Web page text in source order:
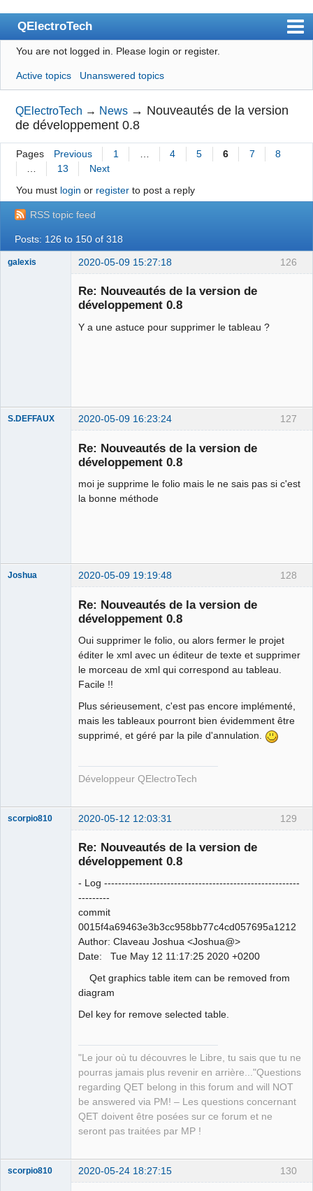
QElectroTech
Index
User list
Search
Register
Login
Wiki
BugTracker
Videos
Manual 0.8_cs
You are not logged in. Please login or register.
Active topics Unanswered topics
QElectroTech → News → Nouveautés de la version
de développement 0.8
Pages Previous 1 4 5 6 7
8
13
Next
You must login or registerto post a reply
RSS topic feed
Posts: 126 to 150 of 318
126
galexis 2020-05-09 15:27:18
Re: Nouveautés de la version de
développement 0.8
Y a une astuce pour supprimer le tableau ?
127
S.DEFFAUX 2020-05-09 16:23:24
Re: Nouveautés de la version de
développement 0.8
moi je supprime le folio mais le ne sais pas si c'est
la bonne méthode
128
Joshua 2020-05-09 19:19:48
Re: Nouveautés de la version de
développement 0.8
Oui supprimer le folio, ou alors fermer le projet
éditer le xml avec un éditeur de texte et supprimer
le morceau de xml qui correspond au tableau.
Facile !!
Plus sérieusement, c'est pas encore implémenté,
mais les tableaux pourront bien évidemment être
supprimé, et géré par la pile d'annulation.
Développeur QElectroTech
129
scorpio810 2020-05-12 12:03:31
Re: Nouveautés de la version de
développement 0.8
- Log --------------------------------------------------------
---------
commit
0015f4a69463e3b3cc958bb77c4cd057695a1212
Author: Claveau Joshua <Joshua@>
Date: Tue May 12 11:17:25 2020 +0200
Qet graphics table item can be removed from
diagram
Del key for remove selected table.
"Le jour où tu découvres le Libre, tu sais que tu ne
pourras jamais plus revenir en arrière..."Questions
regarding QET belong in this forum and will NOT
be answered via PM! – Les questions concernant
QET doivent être posées sur ce forum et ne
seront pas traitées par MP !
130
scorpio810 2020-05-24 18:27:15